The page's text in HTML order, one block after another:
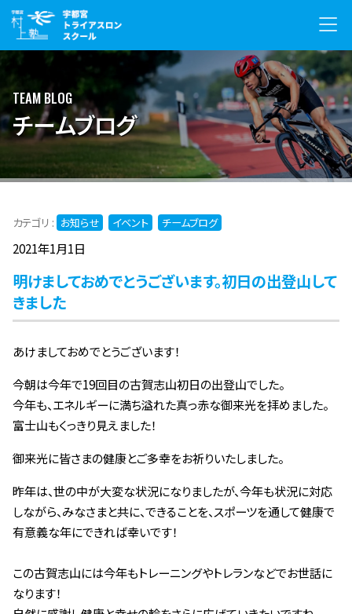
TEAM BLOG
チームブログ
カテゴリ : お知らせ イベント チームブログ
2021年1月1日
明けましておめでとうございます。初日の出登山して
きました
あけましておめでとうございます！
今朝は今年で19回目の古賀志山初日の出登山でした。
今年も、エネルギーに満ち溢れた真っ赤な御来光を拝めました。
富士山もくっきり見えました！
御来光に皆さまの健康とご多幸をお祈りいたしました。
昨年は、世の中が大変な状況になりましたが、今年も状況に対応
しながら、みなさまと共に、できることを、スポーツを通して健康で
有意義な年にできれば幸いです！
この古賀志山には今年もトレーニングやトレランなどでお世話に
なります！